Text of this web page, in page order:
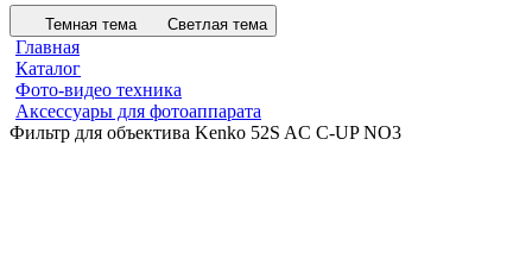
Темная тема Светлая тема
Главная
Каталог
Фото-видео техника
Аксессуары для фотоаппарата
Фильтр для объектива Kenko 52S AC C-UP NO3